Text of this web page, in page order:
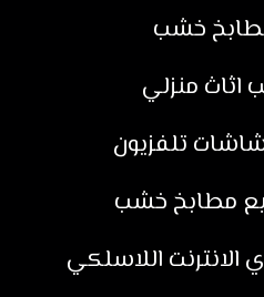
خشب
اثاث منزلي
تلفزيون
مطابخ خشب
الانترنت اللاسلكي